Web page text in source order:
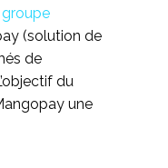
(solution de
de
du
une